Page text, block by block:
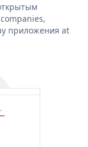
приложения at